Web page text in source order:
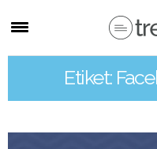
Etiket: